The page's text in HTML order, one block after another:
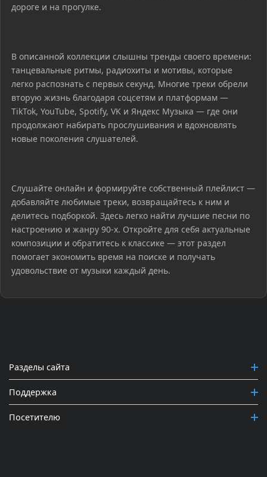
дороге и на прогулке.
В описанной коллекции слышны тренды своего времени:
танцевальные ритмы, радиохиты и мотивы, которые
легко распознать с первых секунд. Многие треки обрели
вторую жизнь благодаря соцсетям и платформам —
TikTok, YouTube, Spotify, VK и Яндекс Музыка — где они
продолжают набирать прослушивания и вдохновлять
новые поколения слушателей.
Слушайте онлайн и формируйте собственный плейлист —
добавляйте любимые треки, возвращайтесь к ним и
делитесь подборкой. Здесь легко найти лучшие песни по
настроению и жанру 90-х. Откройте для себя актуальные
композиции и обратитесь к классике — этот раздел
помогает экономить время на поиске и получать
удовольствие от музыки каждый день.
Разделы сайта
Поддержка
Посетителю